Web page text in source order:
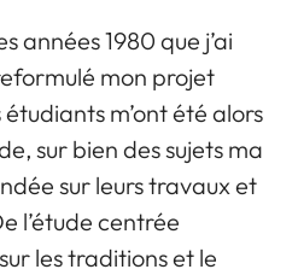
années 1980 que j’ai
mon projet
m’ont été alors
sur bien des sujets ma
sur leurs travaux et
l’étude centrée
les traditions et le